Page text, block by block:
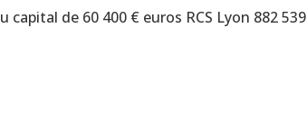
de 60 400 € euros RCS Lyon 882 539